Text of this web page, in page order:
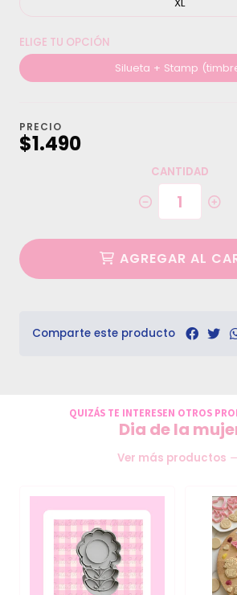
ELIGE TU OPCIÓN
Silueta + Stamp
PRECIO
$1.490
CANTIDAD
AGREGAR AL
Comparte este producto
QUIZÁS TE INTERESEN OTROS
Dia de la
Ver más productos